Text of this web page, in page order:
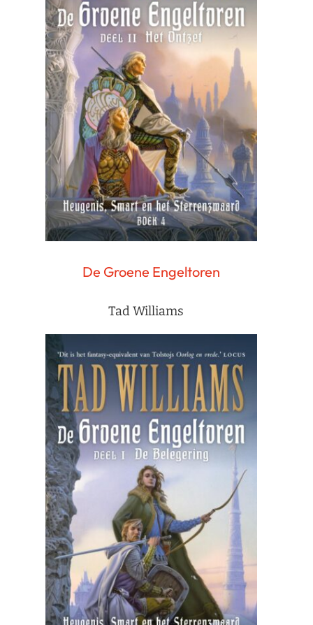
De Groene Engeltoren
Tad Williams